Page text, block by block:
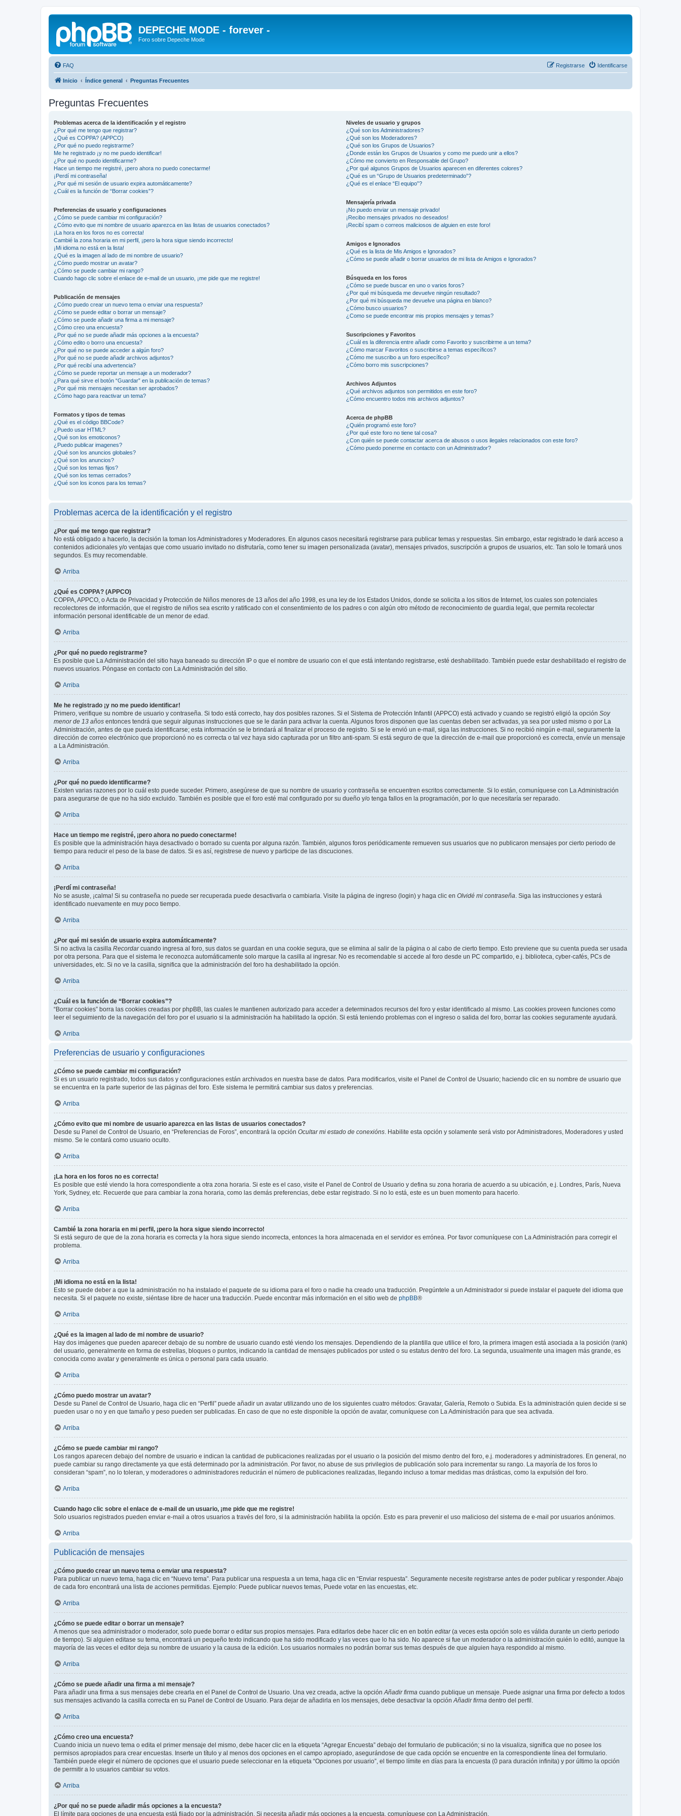
DEPECHE MODE - forever -
Foro sobre Depeche Mode
FAQ Identificarse
Registrarse
Inicio Índice general Preguntas Frecuentes
Preguntas Frecuentes
Problemas acerca de la identificación y el registro
¿Por qué me tengo que registrar?
¿Qué es COPPA? (APPCO)
¿Por qué no puedo registrarme?
Me he registrado ¡y no me puedo identificar!
¿Por qué no puedo identificarme?
Hace un tiempo me registré, ¡pero ahora no puedo conectarme!
¡Perdí mi contraseña!
¿Por qué mi sesión de usuario expira automáticamente?
¿Cuál es la función de “Borrar cookies”?
Preferencias de usuario y configuraciones
¿Cómo se puede cambiar mi configuración?
¿Cómo evito que mi nombre de usuario aparezca en las listas de usuarios conectados?
¡La hora en los foros no es correcta!
Cambié la zona horaria en mi perfil, ¡pero la hora sigue siendo incorrecto!
¡Mi idioma no está en la lista!
¿Qué es la imagen al lado de mi nombre de usuario?
¿Cómo puedo mostrar un avatar?
¿Cómo se puede cambiar mi rango?
Cuando hago clic sobre el enlace de e-mail de un usuario, ¡me pide que me registre!
Publicación de mensajes
¿Cómo puedo crear un nuevo tema o enviar una respuesta?
¿Cómo se puede editar o borrar un mensaje?
¿Cómo se puede añadir una firma a mi mensaje?
¿Cómo creo una encuesta?
¿Por qué no se puede añadir más opciones a la encuesta?
¿Cómo edito o borro una encuesta?
¿Por qué no se puede acceder a algún foro?
¿Por qué no se puede añadir archivos adjuntos?
¿Por qué recibí una advertencia?
¿Cómo se puede reportar un mensaje a un moderador?
¿Para qué sirve el botón “Guardar” en la publicación de temas?
¿Por qué mis mensajes necesitan ser aprobados?
¿Cómo hago para reactivar un tema?
Formatos y tipos de temas
¿Qué es el código BBCode?
¿Puedo usar HTML?
¿Qué son los emoticonos?
¿Puedo publicar imagenes?
¿Qué son los anuncios globales?
¿Qué son los anuncios?
¿Qué son los temas fijos?
¿Qué son los temas cerrados?
¿Qué son los iconos para los temas?
Niveles de usuario y grupos
¿Qué son los Administradores?
¿Qué son los Moderadores?
¿Qué son los Grupos de Usuarios?
¿Donde están los Grupos de Usuarios y como me puedo unir a ellos?
¿Cómo me convierto en Responsable del Grupo?
¿Por qué algunos Grupos de Usuarios aparecen en diferentes colores?
¿Qué es un “Grupo de Usuarios predeterminado”?
¿Qué es el enlace “El equipo”?
Mensajería privada
¡No puedo enviar un mensaje privado!
¡Recibo mensajes privados no deseados!
¡Recibí spam o correos maliciosos de alguien en este foro!
Amigos e Ignorados
¿Qué es la lista de Mis Amigos e Ignorados?
¿Cómo se puede añadir o borrar usuarios de mi lista de Amigos e Ignorados?
Búsqueda en los foros
¿Cómo se puede buscar en uno o varios foros?
¿Por qué mi búsqueda me devuelve ningún resultado?
¿Por qué mi búsqueda me devuelve una página en blanco?
¿Cómo busco usuarios?
¿Como se puede encontrar mis propios mensajes y temas?
Suscripciones y Favoritos
¿Cuál es la diferencia entre añadir como Favorito y suscribirme a un tema?
¿Cómo marcar Favoritos o suscribirse a temas específicos?
¿Cómo me suscribo a un foro específico?
¿Cómo borro mis suscripciones?
Archivos Adjuntos
¿Qué archivos adjuntos son permitidos en este foro?
¿Cómo encuentro todos mis archivos adjuntos?
Acerca de phpBB
¿Quién programó este foro?
¿Por qué este foro no tiene tal cosa?
¿Con quién se puede contactar acerca de abusos o usos ilegales relacionados con este foro?
¿Cómo puedo ponerme en contacto con un Administrador?
Problemas acerca de la identificación y el registro
¿Por qué me tengo que registrar?
No está obligado a hacerlo, la decisión la toman los Administradores y Moderadores. En algunos casos necesitará registrarse para publicar temas y respuestas. Sin embargo, estar registrado le dará acceso a
contenidos adicionales y/o ventajas que como usuario invitado no disfrutaría, como tener su imagen personalizada (avatar), mensajes privados, suscripción a grupos de usuarios, etc. Tan solo le tomará unos
segundos. Es muy recomendable.
Arriba
¿Qué es COPPA? (APPCO)
COPPA, APPCO, o Acta de Privacidad y Protección de Niños menores de 13 años del año 1998, es una ley de los Estados Unidos, donde se solicita a los sitios de Internet, los cuales son potenciales
recolectores de información, que el registro de niños sea escrito y ratificado con el consentimiento de los padres o con algún otro método de reconocimiento de guardia legal, que permita recolectar
información personal identificable de un menor de edad.
Arriba
¿Por qué no puedo registrarme?
Es posible que La Administración del sitio haya baneado su dirección IP o que el nombre de usuario con el que está intentando registrarse, esté deshabilitado. También puede estar deshabilitado el registro de
nuevos usuarios. Póngase en contacto con La Administración del sitio.
Arriba
Me he registrado ¡y no me puedo identificar!
Primero, verifique su nombre de usuario y contraseña. Si todo está correcto, hay dos posibles razones. Si el Sistema de Protección Infantil (APPCO) está activado y cuando se registró eligió la opción Soy
menor de 13 años entonces tendrá que seguir algunas instrucciones que se le darán para activar la cuenta. Algunos foros disponen que las cuentas deben ser activadas, ya sea por usted mismo o por La
Administración, antes de que pueda identificarse; esta información se le brindará al finalizar el proceso de registro. Si se le envió un e-mail, siga las instrucciones. Si no recibió ningún e-mail, seguramente la
dirección de correo electrónico que proporcionó no es correcta o tal vez haya sido capturada por un filtro anti-spam. Si está seguro de que la dirección de e-mail que proporcionó es correcta, envíe un mensaje
a La Administración.
Arriba
¿Por qué no puedo identificarme?
Existen varias razones por lo cuál esto puede suceder. Primero, asegúrese de que su nombre de usuario y contraseña se encuentren escritos correctamente. Si lo están, comuníquese con La Administración
para asegurarse de que no ha sido excluido. También es posible que el foro esté mal configurado por su dueño y/o tenga fallos en la programación, por lo que necesitaría ser reparado.
Arriba
Hace un tiempo me registré, ¡pero ahora no puedo conectarme!
Es posible que la administración haya desactivado o borrado su cuenta por alguna razón. También, algunos foros periódicamente remueven sus usuarios que no publicaron mensajes por cierto periodo de
tiempo para reducir el peso de la base de datos. Si es así, registrese de nuevo y participe de las discuciones.
Arriba
¡Perdí mi contraseña!
No se asuste, ¡calma! Si su contraseña no puede ser recuperada puede desactivarla o cambiarla. Visite la página de ingreso (login) y haga clic en Olvidé mi contraseña . Siga las instrucciones y estará
identificado nuevamente en muy poco tiempo.
Arriba
¿Por qué mi sesión de usuario expira automáticamente?
Si no activa la casilla Recordarcuando ingresa al foro, sus datos se guardan en una cookie segura, que se elimina al salir de la página o al cabo de cierto tiempo. Esto previene que su cuenta pueda ser usada
por otra persona. Para que el sistema le reconozca automáticamente solo marque la casilla al ingresar. No es recomendable si accede al foro desde un PC compartido, e.j. biblioteca, cyber-cafés, PCs de
universidades, etc. Si no ve la casilla, significa que la administración del foro ha deshabilitado la opción.
Arriba
¿Cuál es la función de “Borrar cookies”?
“Borrar cookies” borra las cookies creadas por phpBB, las cuales le mantienen autorizado para acceder a determinados recursos del foro y estar identificado al mismo. Las cookies proveen funciones como
leer el seguimiento de la navegación del foro por el usuario si la administración ha habilitado la opción. Si está teniendo problemas con el ingreso o salida del foro, borrar las cookies seguramente ayudará.
Arriba
Preferencias de usuario y configuraciones
¿Cómo se puede cambiar mi configuración?
Si es un usuario registrado, todos sus datos y configuraciones están archivados en nuestra base de datos. Para modificarlos, visite el Panel de Control de Usuario; haciendo clic en su nombre de usuario que
se encuentra en la parte superior de las páginas del foro. Este sistema le permitirá cambiar sus datos y preferencias.
Arriba
¿Cómo evito que mi nombre de usuario aparezca en las listas de usuarios conectados?
Desde su Panel de Control de Usuario, en “Preferencias de Foros”, encontrará la opción Ocultar mi estado de conexións . Habilite esta opción y solamente será visto por Administradores, Moderadores y usted
mismo. Se le contará como usuario oculto.
Arriba
¡La hora en los foros no es correcta!
Es posible que esté viendo la hora correspondiente a otra zona horaria. Si este es el caso, visite el Panel de Control de Usuario y defina su zona horaria de acuerdo a su ubicación, e.j. Londres, París, Nueva
York, Sydney, etc. Recuerde que para cambiar la zona horaria, como las demás preferencias, debe estar registrado. Si no lo está, este es un buen momento para hacerlo.
Arriba
Cambié la zona horaria en mi perfil, ¡pero la hora sigue siendo incorrecto!
Si está seguro de que de la zona horaria es correcta y la hora sigue siendo incorrecta, entonces la hora almacenada en el servidor es errónea. Por favor comuníquese con La Administración para corregir el
problema.
Arriba
¡Mi idioma no está en la lista!
Esto se puede deber a que la administración no ha instalado el paquete de su idioma para el foro o nadie ha creado una traducción. Pregúntele a un Administrador si puede instalar el paquete del idioma que
necesita. Si el paquete no existe, siéntase libre de hacer una traducción. Puede encontrar más información en el sitio web de phpBB®
Arriba
¿Qué es la imagen al lado de mi nombre de usuario?
Hay dos imágenes que pueden aparecer debajo de su nombre de usuario cuando esté viendo los mensajes. Dependiendo de la plantilla que utilice el foro, la primera imagen está asociada a la posición (rank)
del usuario, generalmente en forma de estrellas, bloques o puntos, indicando la cantidad de mensajes publicados por usted o su estatus dentro del foro. La segunda, usualmente una imagen más grande, es
conocida como avatar y generalmente es única o personal para cada usuario.
Arriba
¿Cómo puedo mostrar un avatar?
Desde su Panel de Control de Usuario, haga clic en “Perfil” puede añadir un avatar utilizando uno de los siguientes cuatro métodos: Gravatar, Galería, Remoto o Subida. Es la administración quien decide si se
pueden usar o no y en que tamaño y peso pueden ser publicadas. En caso de que no este disponible la opción de avatar, comuníquese con La Administración para que sea activada.
Arriba
¿Cómo se puede cambiar mi rango?
Los rangos aparecen debajo del nombre de usuario e indican la cantidad de publicaciones realizadas por el usuario o la posición del mismo dentro del foro, e.j. moderadores y administradores. En general, no
puede cambiar su rango directamente ya que está determinado por la administración. Por favor, no abuse de sus privilegios de publicación solo para incrementar su rango. La mayoría de los foros lo
consideran “spam”, no lo toleran, y moderadores o administradores reducirán el número de publicaciones realizadas, llegando incluso a tomar medidas mas drásticas, como la expulsión del foro.
Arriba
Cuando hago clic sobre el enlace de e-mail de un usuario, ¡me pide que me registre!
Solo usuarios registrados pueden enviar e-mail a otros usuarios a través del foro, si la administración habilita la opción. Esto es para prevenir el uso malicioso del sistema de e-mail por usuarios anónimos.
Arriba
Publicación de mensajes
¿Cómo puedo crear un nuevo tema o enviar una respuesta?
Para publicar un nuevo tema, haga clic en “Nuevo tema”. Para publicar una respuesta a un tema, haga clic en “Enviar respuesta”. Seguramente necesite registrarse antes de poder publicar y responder. Abajo
de cada foro encontrará una lista de acciones permitidas. Ejemplo: Puede publicar nuevos temas, Puede votar en las encuestas, etc.
Arriba
¿Cómo se puede editar o borrar un mensaje?
A menos que sea administrador o moderador, solo puede borrar o editar sus propios mensajes. Para editarlos debe hacer clic en en botón editar(a veces esta opción solo es válida durante un cierto periodo
de tiempo). Si alguien editase su tema, encontrará un pequeño texto indicando que ha sido modificado y las veces que lo ha sido. No aparece si fue un moderador o la administración quién lo editó, aunque la
mayoría de las veces el editor deja su nombre de usuario y la causa de la edición. Los usuarios normales no podrán borrar sus temas después de que alguien haya respondido al mismo.
Arriba
¿Cómo se puede añadir una firma a mi mensaje?
Para añadir una firma a sus mensajes debe crearla en el Panel de Control de Usuario. Una vez creada, active la opción Añadir firma cuando publique un mensaje. Puede asignar una firma por defecto a todos
sus mensajes activando la casilla correcta en su Panel de Control de Usuario. Para dejar de añadirla en los mensajes, debe desactivar la opción Añadir firma dentro del perfil.
Arriba
¿Cómo creo una encuesta?
Cuando inicia un nuevo tema o edita el primer mensaje del mismo, debe hacer clic en la etiqueta “Agregar Encuesta” debajo del formulario de publicación; si no la visualiza, significa que no posee los
permisos apropiados para crear encuestas. Inserte un título y al menos dos opciones en el campo apropiado, asegurándose de que cada opción se encuentre en la correspondiente línea del formulario.
También puede elegir el número de opciones que el usuario puede seleccionar en la etiqueta “Opciones por usuario”, el tiempo límite en días para la encuesta (0 para duración infinita) y por último la opción
de permitir a lo usuarios cambiar su votos.
Arriba
¿Por qué no se puede añadir más opciones a la encuesta?
El límite para opciones de una encuesta está fijado por la administración. Si necesita añadir más opciones a la encuesta, comuníquese con La Administración.